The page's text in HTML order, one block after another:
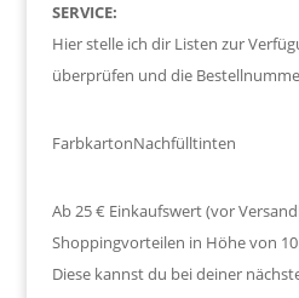
SERVICE:
Hier stelle ich dir Listen zur
überprüfen und die
FarbkartonNachfülltinten
Ab 25 € Einkaufswert (vor
Shoppingvorteilen in Höhe von 10
Diese kannst du bei deiner